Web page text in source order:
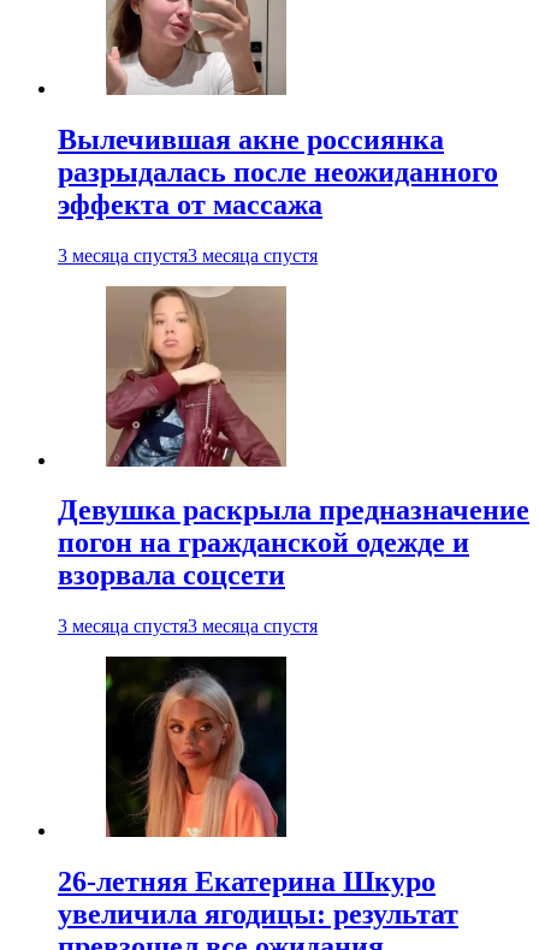
Вылечившая акне россиянка
разрыдалась после неожиданного
эффекта от массажа
3 месяца спустя3 месяца спустя
Девушка раскрыла предназначение
погон на гражданской одежде и
взорвала соцсети
3 месяца спустя3 месяца спустя
26-летняя Екатерина Шкуро
увеличила ягодицы: результат